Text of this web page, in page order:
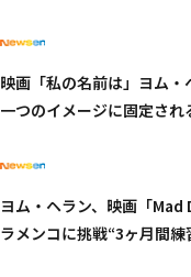
映画「私の名前は」ヨム・
一つのイメージに固定さ
ヨム・ヘラン、映画「
ラメンコに挑戦“3ヶ月間